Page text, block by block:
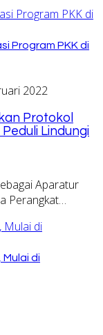
Program PKK di
2022
Protokol
Lindungi
Aparatur
Perangkat…
di